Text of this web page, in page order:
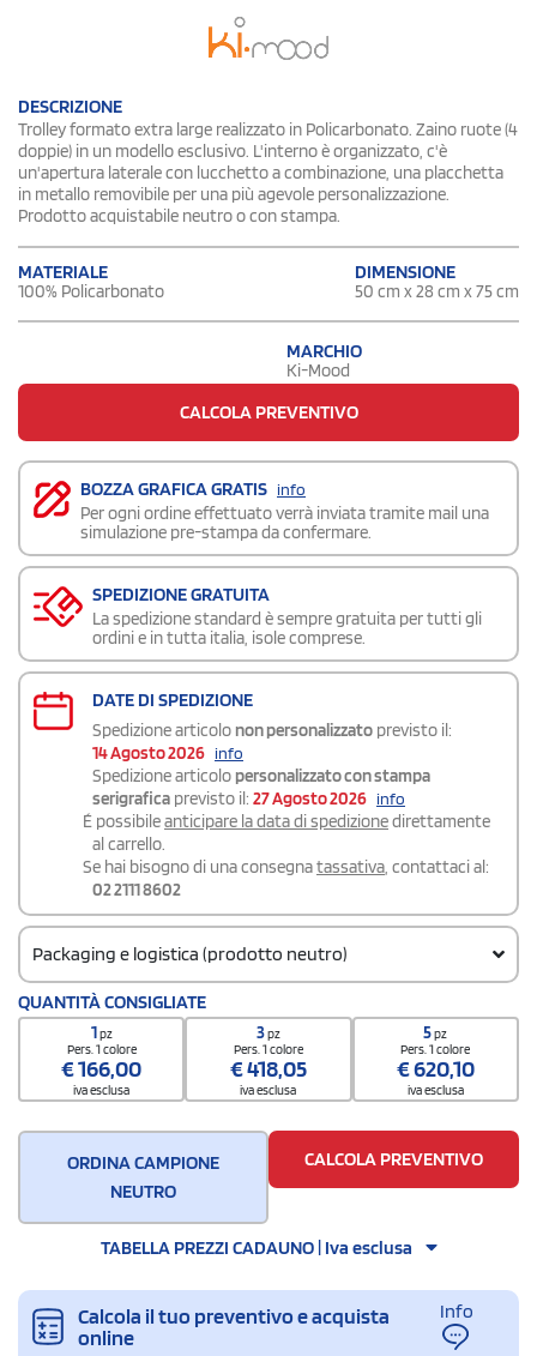
DESCRIZIONE
Trolley formato extra large realizzato in Policarbonato. Zaino ruote (4
doppie) in un modello esclusivo. L'interno è organizzato, c'è
un'apertura laterale con lucchetto a combinazione, una placchetta
in metallo removibile per una più agevole personalizzazione.
Prodotto acquistabile neutro o con stampa.
MATERIALE
100% Policarbonato
DIMENSIONE
50 cm x 28 cm x 75 cm
MARCHIO
Ki-Mood
CALCOLA PREVENTIVO
BOZZA GRAFICA GRATIS info
Per ogni ordine effettuato verrà inviata tramite mail una
simulazione pre-stampa da confermare.
SPEDIZIONE GRATUITA
La spedizione standard è sempre gratuita per tutti gli
ordini e in tutta italia, isole comprese.
DATE DI SPEDIZIONE
Spedizione articolo non personalizzato previsto il:
14 Agosto 2026 info
Spedizione articolo personalizzato con stampa
serigrafica previsto il: 27 Agosto 2026 info
É possibileanticipare la data di spedizionedirettamente
al carrello.
Se hai bisogno di una consegnatassativa, contattaci al:
02 2111 8602
Packaging e logistica (prodotto neutro)
Codice doganale
42021250
QUANTITÀ CONSIGLIATE
1pz
Pers. 1 colore
€166,00
iva esclusa
3pz
Pers. 1 colore
€418,05
iva esclusa
5pz
Pers. 1 colore
€620,10
iva esclusa
ORDINA CAMPIONE
NEUTRO
CALCOLA PREVENTIVO
TABELLA PREZZI CADAUNO | Iva esclusa
Calcola il tuo preventivo e acquista
online
Info